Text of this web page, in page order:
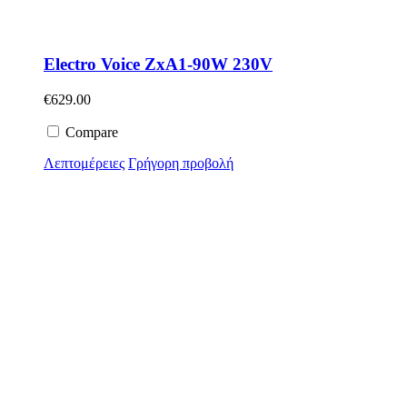
Electro Voice ZxA1-90W 230V
€629.00
Compare
Λεπτομέρειες Γρήγορη προβολή